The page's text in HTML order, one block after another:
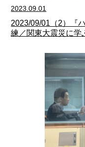
2023.09.01
2023/09/01（2）『
練／関東大震災に学